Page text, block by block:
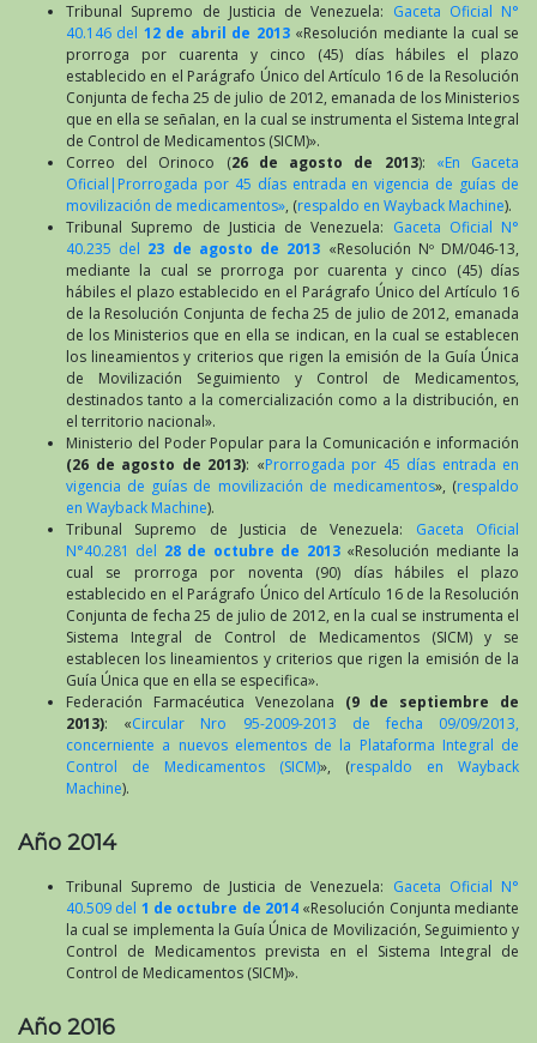
Tribunal Supremo de Justicia de Venezuela: Gaceta Oficial N°
40.146 del 12 de abril de 2013«Resolución mediante la cual se
prorroga por cuarenta y cinco (45) días hábiles el plazo
establecido en el Parágrafo Único del Artículo 16 de la Resolución
Conjunta de fecha 25 de julio de 2012, emanada de los Ministerios
que en ella se señalan, en la cual se instrumenta el Sistema Integral
de Control de Medicamentos (SICM)».
Correo del Orinoco (26 de agosto de 2013): «En Gaceta
Oficial|Prorrogada por 45 días entrada en vigencia de guías de
movilización de medicamentos», (respaldo en Wayback Machine).
Tribunal Supremo de Justicia de Venezuela: Gaceta Oficial N°
40.235 del 23 de agosto de 2013 «Resolución Nº DM/046-13,
mediante la cual se prorroga por cuarenta y cinco (45) días
hábiles el plazo establecido en el Parágrafo Único del Artículo 16
de la Resolución Conjunta de fecha 25 de julio de 2012, emanada
de los Ministerios que en ella se indican, en la cual se establecen
los lineamientos y criterios que rigen la emisión de la Guía Única
de Movilización Seguimiento y Control de Medicamentos,
destinados tanto a la comercialización como a la distribución, en
el territorio nacional».
Ministerio del Poder Popular para la Comunicación e información
(26 de agosto de 2013): «Prorrogada por 45 días entrada en
vigencia de guías de movilización de medicamentos», (respaldo
en Wayback Machine).
Tribunal Supremo de Justicia de Venezuela: Gaceta Oficial
N°40.281 del 28 de octubre de 2013«Resolución mediante la
cual se prorroga por noventa (90) días hábiles el plazo
establecido en el Parágrafo Único del Artículo 16 de la Resolución
Conjunta de fecha 25 de julio de 2012, en la cual se instrumenta el
Sistema Integral de Control de Medicamentos (SICM) y se
establecen los lineamientos y criterios que rigen la emisión de la
Guía Única que en ella se especifica».
Federación Farmacéutica Venezolana (9 de septiembre de
2013): «Circular Nro 95-2009-2013 de fecha 09/09/2013,
concerniente a nuevos elementos de la Plataforma Integral de
Control de Medicamentos (SICM)», (respaldo en Wayback
Machine).
Año 2014
Tribunal Supremo de Justicia de Venezuela: Gaceta Oficial N°
40.509 del 1 de octubre de 2014 «Resolución Conjunta mediante
la cual se implementa la Guía Única de Movilización, Seguimiento y
Control de Medicamentos prevista en el Sistema Integral de
Control de Medicamentos (SICM)».
Año 2016